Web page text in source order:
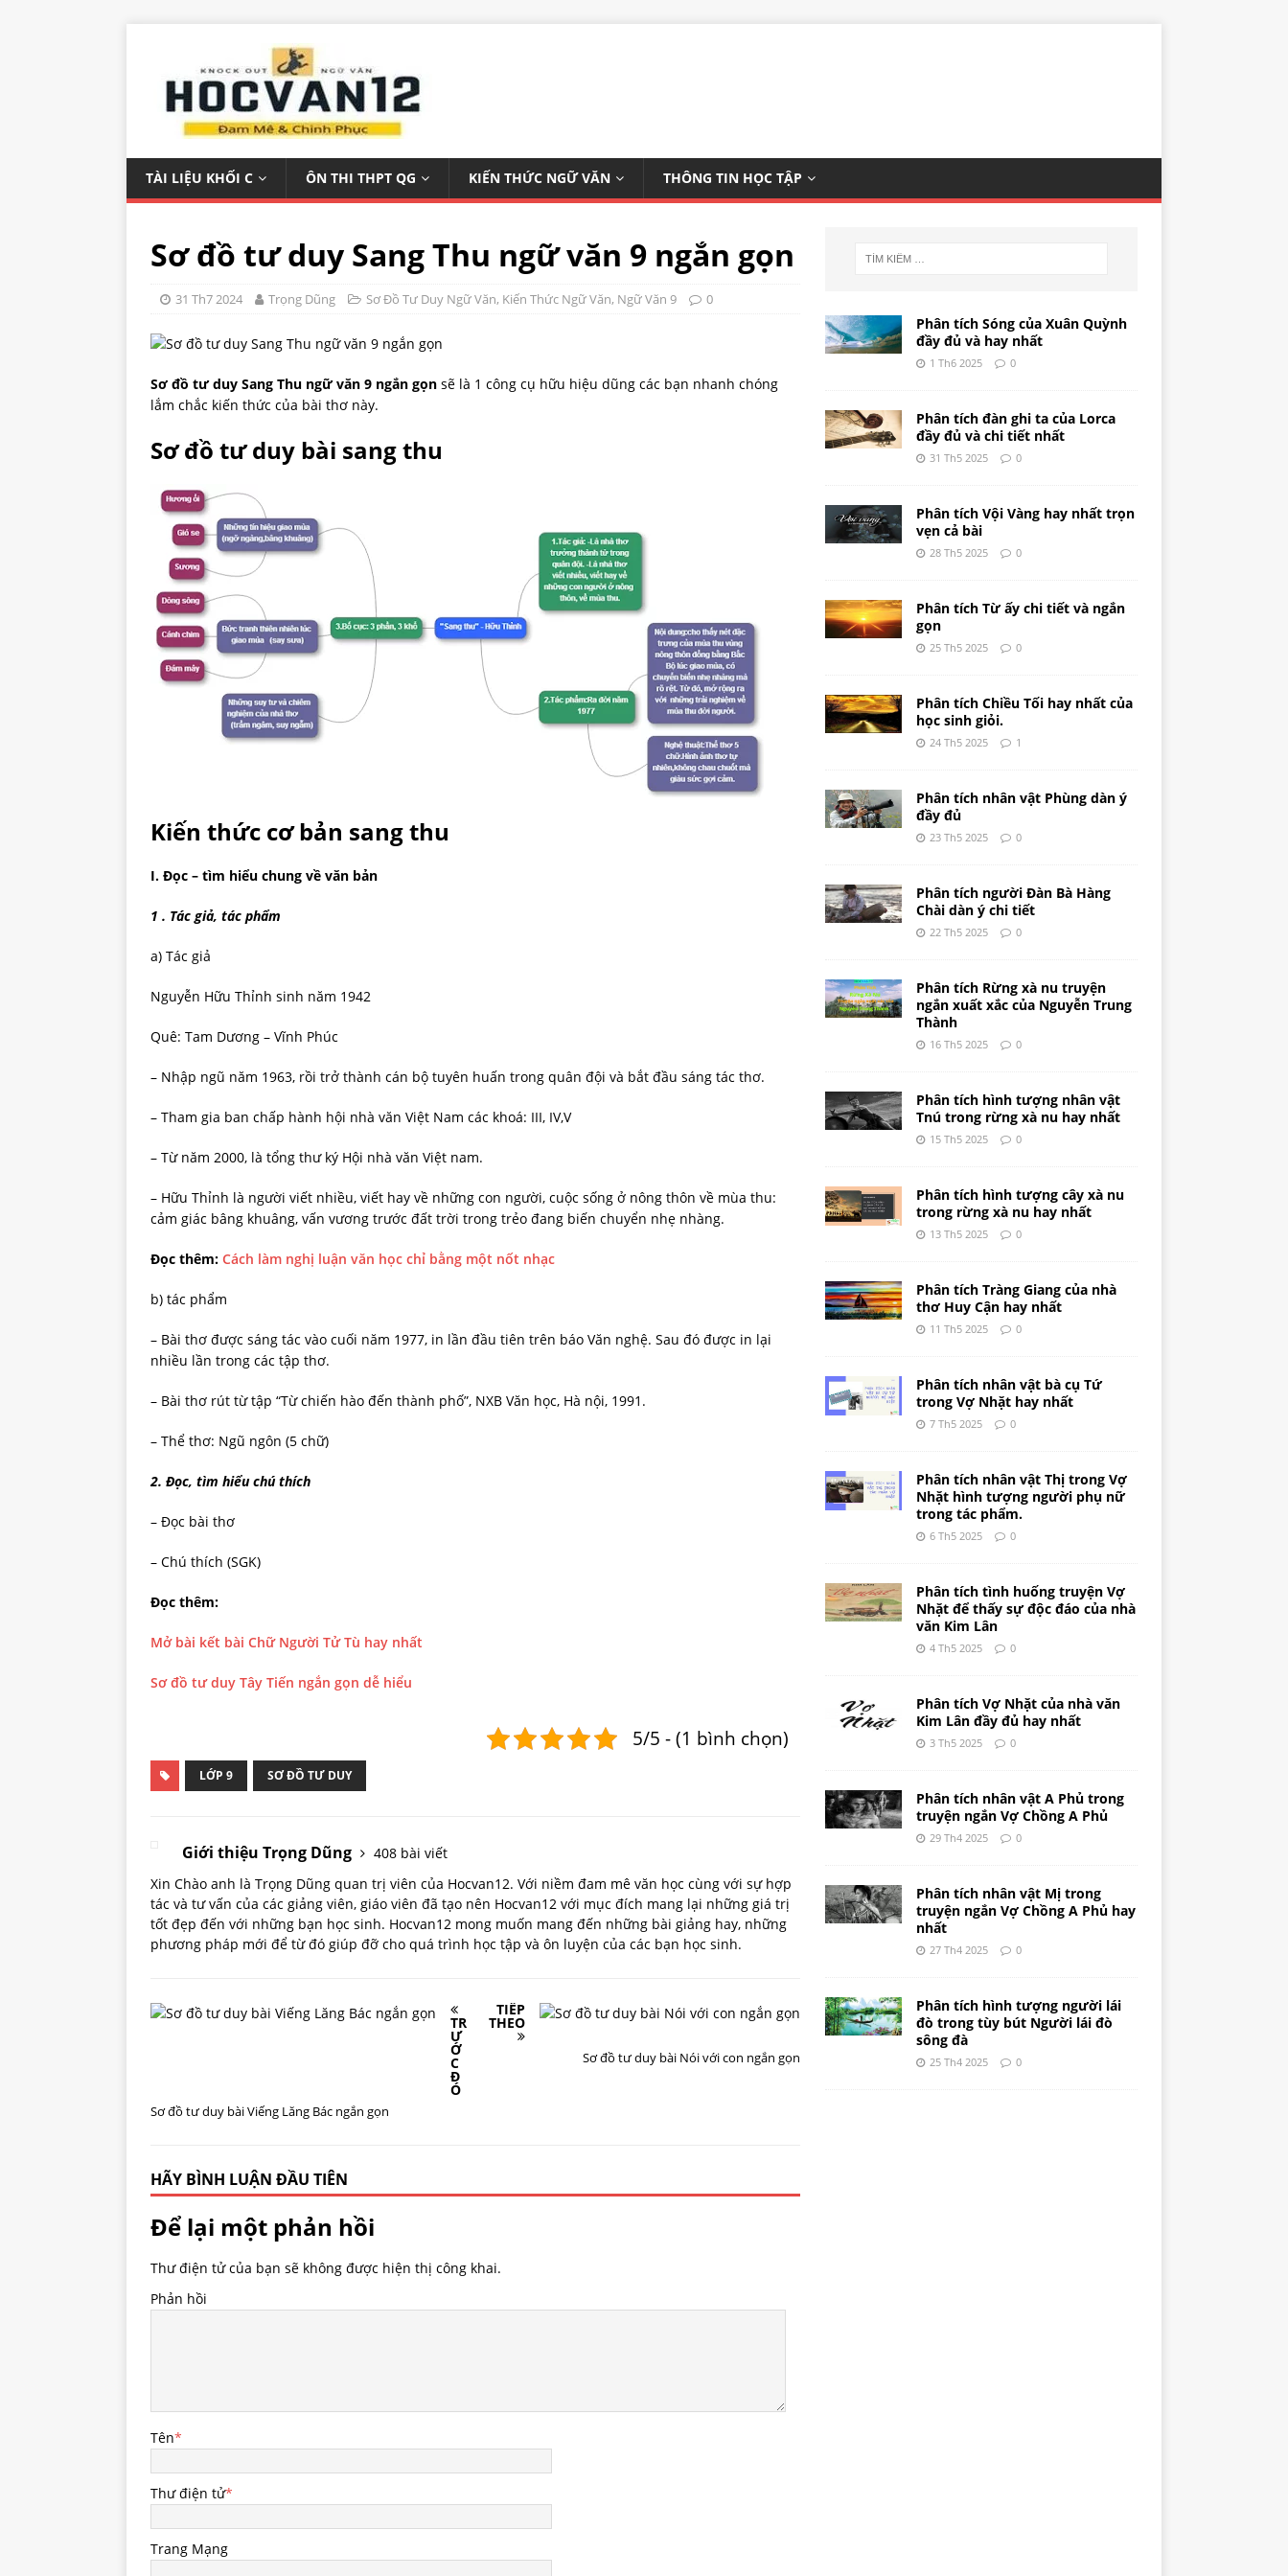
TÀI LIỆU KHỐI C ÔN THI THPT QG KIẾN THỨC NGỮ VĂN THÔNG TIN HỌC TẬP
Sơ đồ tư duy Sang Thu ngữ văn 9 ngắn gọn
31 Th7 2024 Trọng Dũng Sơ Đồ Tư Duy Ngữ Văn, Kiến Thức Ngữ Văn, Ngữ Văn 9 0
Sơ đồ tư duy Sang Thu ngữ văn 9 ngắn gọn sẽ là 1 công cụ hữu hiệu dũng các bạn nhanh chóng
lắm chắc kiến thức của bài thơ này.
Sơ đồ tư duy bài sang thu
Kiến thức cơ bản sang thu
I. Đọc – tìm hiểu chung về văn bản
1 . Tác giả, tác phẩm
a) Tác giả
Nguyễn Hữu Thỉnh sinh năm 1942
Quê: Tam Dương – Vĩnh Phúc
– Nhập ngũ năm 1963, rồi trở thành cán bộ tuyên huấn trong quân đội và bắt đầu sáng tác thơ.
– Tham gia ban chấp hành hội nhà văn Việt Nam các khoá: III, IV,V
– Từ năm 2000, là tổng thư ký Hội nhà văn Việt nam.
– Hữu Thỉnh là người viết nhiều, viết hay về những con người, cuộc sống ở nông thôn về mùa thu:
cảm giác bâng khuâng, vấn vương trước đất trời trong trẻo đang biến chuyển nhẹ nhàng.
Đọc thêm: Cách làm nghị luận văn học chỉ bằng một nốt nhạc
b) tác phẩm
– Bài thơ được sáng tác vào cuối năm 1977, in lần đầu tiên trên báo Văn nghệ. Sau đó được in lại
nhiều lần trong các tập thơ.
– Bài thơ rút từ tập “Từ chiến hào đến thành phố”, NXB Văn học, Hà nội, 1991.
– Thể thơ: Ngũ ngôn (5 chữ)
2. Đọc, tìm hiểu chú thích
– Đọc bài thơ
– Chú thích (SGK)
Đọc thêm:
Mở bài kết bài Chữ Người Tử Tù hay nhất
Sơ đồ tư duy Tây Tiến ngắn gọn dễ hiểu
5/5 - (1 bình chọn)
LỚP 9 SƠ ĐỒ TƯ DUY
Giới thiệu Trọng Dũng
408 bài viết
Xin Chào anh là Trọng Dũng quan trị viên của Hocvan12. Với niềm đam mê văn học cùng với sự hợp
tác và tư vấn của các giảng viên, giáo viên đã tạo nên Hocvan12 với mục đích mang lại những giá trị
tốt đẹp đến với những bạn học sinh. Hocvan12 mong muốn mang đến những bài giảng hay, những
phương pháp mới để từ đó giúp đỡ cho quá trình học tập và ôn luyện của các bạn học sinh.
TR
Ư
Ớ
C
Đ
Ó
Sơ đồ tư duy bài Viếng Lăng Bác ngắn gọn
TIẾP
THEO
Sơ đồ tư duy bài Nói với con ngắn gọn
HÃY BÌNH LUẬN ĐẦU TIÊN
Để lại một phản hồi
Thư điện tử của bạn sẽ không được hiện thị công khai.
Phản hồi
Tên*
Thư điện tử*
Trang Mạng
Phân tích Sóng của Xuân Quỳnh
đầy đủ và hay nhất
1 Th6 2025 0
Phân tích đàn ghi ta của Lorca
đầy đủ và chi tiết nhất
31 Th5 2025 0
Phân tích Vội Vàng hay nhất trọn
vẹn cả bài
28 Th5 2025 0
Phân tích Từ ấy chi tiết và ngắn
gọn
25 Th5 2025 0
Phân tích Chiều Tối hay nhất của
học sinh giỏi.
24 Th5 2025 1
Phân tích nhân vật Phùng dàn ý
đầy đủ
23 Th5 2025 0
Phân tích người Đàn Bà Hàng
Chài dàn ý chi tiết
22 Th5 2025 0
Phân tích Rừng xà nu truyện
ngắn xuất xắc của Nguyễn Trung
Thành
16 Th5 2025 0
Phân tích hình tượng nhân vật
Tnú trong rừng xà nu hay nhất
15 Th5 2025 0
Phân tích hình tượng cây xà nu
trong rừng xà nu hay nhất
13 Th5 2025 0
Phân tích Tràng Giang của nhà
thơ Huy Cận hay nhất
11 Th5 2025 0
Phân tích nhân vật bà cụ Tứ
trong Vợ Nhặt hay nhất
7 Th5 2025 0
Phân tích nhân vật Thị trong Vợ
Nhặt hình tượng người phụ nữ
trong tác phẩm.
6 Th5 2025 0
Phân tích tình huống truyện Vợ
Nhặt để thấy sự độc đáo của nhà
văn Kim Lân
4 Th5 2025 0
Phân tích Vợ Nhặt của nhà văn
Kim Lân đầy đủ hay nhất
3 Th5 2025 0
Phân tích nhân vật A Phủ trong
truyện ngắn Vợ Chồng A Phủ
29 Th4 2025 0
Phân tích nhân vật Mị trong
truyện ngắn Vợ Chồng A Phủ hay
nhất
27 Th4 2025 0
Phân tích hình tượng người lái
đò trong tùy bút Người lái đò
sông đà
25 Th4 2025 0